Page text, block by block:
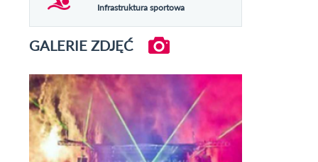
Infrastruktura sportowa
GALERIE ZDJĘĆ